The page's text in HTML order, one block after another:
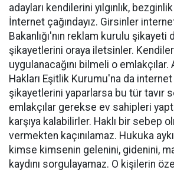
adayları kendilerini yılgınlık,
İnternet çağındayız. Girsinler
Bakanlığı'nın reklam kurulu şikayeti
şikayetlerini oraya iletsinler.
uygulanacağını bilmeli o emlakçılar.
Hakları Eşitlik Kurumu'na da
şikayetlerini yaparlarsa bu tür tavır
emlakçılar gerekse ev sahipleri
karşıya kalabilirler. Haklı bir sebep
vermekten kaçınılamaz. Hukuka
kimse kimsenin gelenini, gidenini,
kaydını sorgulayamaz. O kişilerin